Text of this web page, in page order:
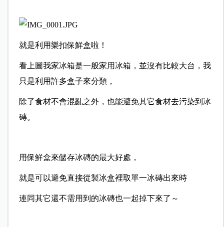
就是利用樂扣保鮮盒啦！
看上圖我家冰箱是一般家用冰箱，並沒有比較大台，我
只是利用許多盒子來分類，
除了食材不會混亂之外，也能避免其它食材去污染到冰
磚。
用保鮮盒來儲存冰磚的最大好處，
就是可以避免直接從製冰盒裡取單一冰磚出來時
連同其它還不需用到的冰磚也一起掉下來了～